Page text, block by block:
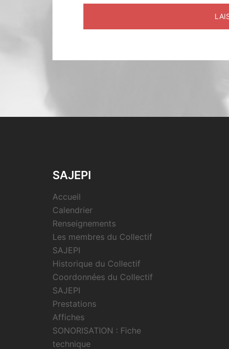
SAJEPI
Accueil
Calendrier
Renseignements
Les membres du Collectif
SAJEPI
Historique du Collectif
Coordonnées du Collectif
SAJEPI
Prestations
Affiches
SONORISATION : Fiche
technique